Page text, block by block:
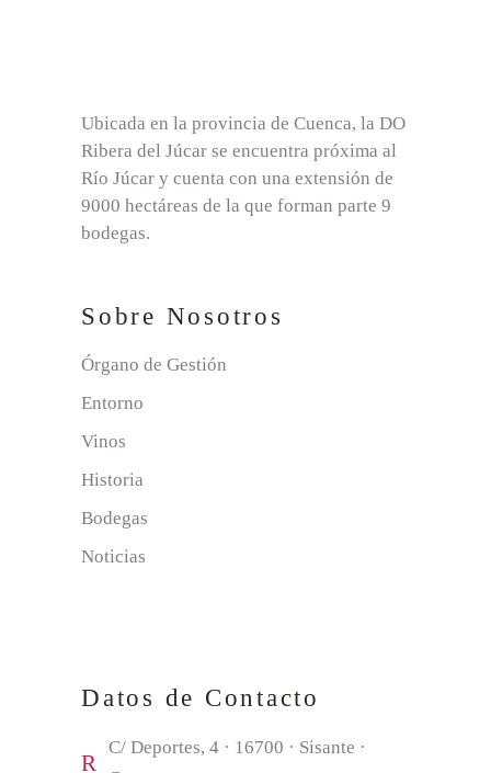
Ubicada en la provincia de Cuenca, la DO
Ribera del Júcar se encuentra próxima al
Río Júcar y cuenta con una extensión de
9000 hectáreas de la que forman parte 9
bodegas.
Sobre Nosotros
Órgano de Gestión
Entorno
Vinos
Historia
Bodegas
Noticias
Datos de Contacto
C/ Deportes, 4 · 16700 · Sisante ·